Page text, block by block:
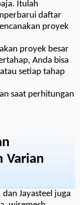
Itulah
daftar
proyek
proyek besar
Anda bisa
setiap tahap
saat perhitungan
Varian
Jayasteel juga